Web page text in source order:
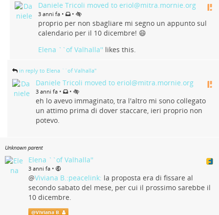
Daniele Tricoli moved to eriol@mitra.mornie.org
3 anni fa • •
proprio per non sbagliare mi segno un appunto sul
calendario per il 10 dicembre! 😄
Elena ``of Valhalla'' likes this.
in reply to Elena ``of Valhalla''
Daniele Tricoli moved to eriol@mitra.mornie.org
3 anni fa • •
eh lo avevo immaginato, tra l'altro mi sono collegato
un attimo prima di dover staccare, ieri proprio non
potevo.
Unknown parent
Elena ``of Valhalla''
3 anni fa •
@Viviana B.:peacelink: la proposta era di fissare al
secondo sabato del mese, per cui il prossimo sarebbe il
10 dicembre.
@Viviana B.